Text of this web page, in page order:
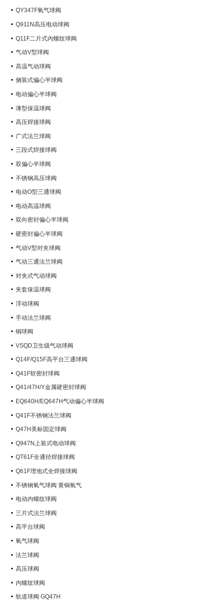
QY347F氧气球阀
Q911N高压电动球阀
Q11F二片式內螺纹球阀
气动V型球阀
高温气动球阀
侧装式偏心半球阀
电动偏心半球阀
薄型保温球阀
高压焊接球阀
广式法兰球阀
三段式焊接球阀
双偏心半球阀
不锈钢高压球阀
电动O型三通球阀
电动高温球阀
双向密封偏心半球阀
硬密封偏心半球阀
气动V型对夹球阀
气动三通法兰球阀
对夹式气动球阀
夹套保温球阀
浮动球阀
手动法兰球阀
铜球阀
VSQD卫生级气动球阀
Q14F/Q15F高平台三通球阀
Q41F软密封球阀
Q41/47H/Y金属硬密封球阀
EQ640H/EQ647H气动偏心半球阀
Q41F不锈钢法兰球阀
Q47H美标固定球阀
Q947N上装式电动球阀
QT61F全通径焊接球阀
Q61F埋地式全焊接球阀
不锈钢氧气球阀 黄铜氧气
电动内螺纹球阀
三片式法兰球阀
高平台球阀
氧气球阀
法兰球阀
高压球阀
内螺纹球阀
轨道球阀 GQ47H